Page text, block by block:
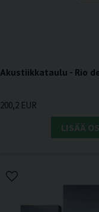
Akustiikkataulu - Rio
200,2 EUR
LISÄÄ